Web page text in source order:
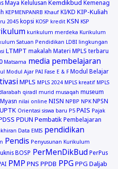
Maya Kelulusan Kemdikbud Kemenag
KEPMENPANRB Khauf KI/KD KIP-Kuliah
2045 kopsi KOSP kredit KSN KSP
kurikulum merdeka Kurikulum
Satuan Pendidikan LDBI lingkungan
LTMPT makalah Materi MPLS terbaru
Matsama media pembelajaran
Modul Ajar PAI Fase E & F Modul Belajar
MPLS MPLS 2024 MPLS kreatif MPLS
qiradl murid musaqah museum
Myasn nilai online NISN NPBP NPK NPSN
Orientasi siswa baru P5 PAIS Pajak
PDUN Pembatik Pembelajaran
Data EMIS pendidikan
Pendis Penyusunan Kurikulum
BOSP PerMenDikBud PerPus
PMP PNS PPDB PPGPPG Daljab